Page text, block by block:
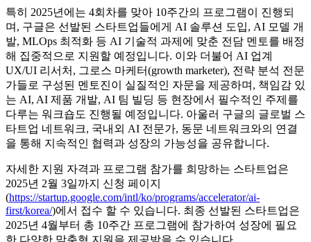
특히 2025년에는 4회차를 맞아 10주간의 프로그램이 진행되
며, 구글은 선발된 스타트업들에게 AI 솔루션 도입, AI 모델 개
발, MLOps 최적화 등 AI 기술적 과제에 맞춘 전담 멘토를 배정
해 집중적으로 지원할 예정입니다. 이와 더불어 AI 업계
UX/UI 리서처, 그로스 마케터(growth marketer), 전략 분석 전문
가들로 구성된 멘토진이 실질적인 자문을 제공하며, 책임감 있
는 AI, AI 제품 개발, AI 팀 빌딩 등 현장에서 필수적인 주제를
다루는 워크숍도 진행될 예정입니다. 아울러 구글의 글로벌 스
타트업 네트워크, 국내외 AI 전문가, 동문 네트워크와의 연결
을 통해 지속적인 협력과 성장의 가능성을 공유합니다.
자세한 지원 자격과 프로그램 참가를 희망하는 스타트업은
2025년 2월 3일까지 신청 페이지
(https://startup.google.com/intl/ko/programs/accelerator/ai-
first/korea/)에서 접수 할 수 있습니다. 최종 선발된 스타트업은
2025년 4월부터 총 10주간 프로그램에 참가하여 성장에 필요